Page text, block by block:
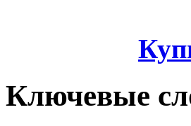
Ключевые